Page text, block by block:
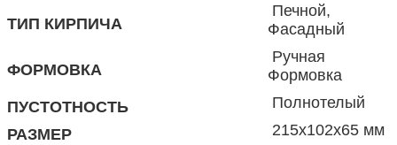
ТИП КИРПИЧА
Печной,
Фасадный
ФОРМОВКА
Ручная
Формовка
ПУСТОТНОСТЬ
Полнотелый
РАЗМЕР
215х102х65 мм